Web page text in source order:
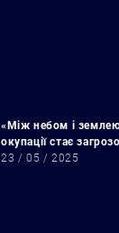
«Між небом і
окупації стає
23 / 05 / 2025